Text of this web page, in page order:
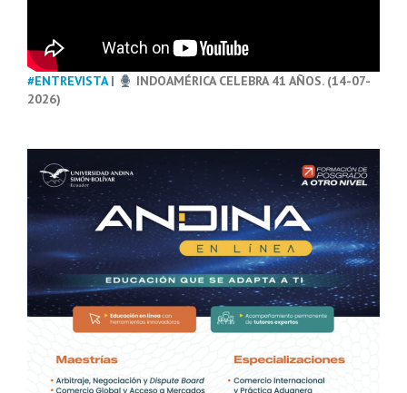
#ENTREVISTA|
INDOAMÉRICA CELEBRA 41 AÑOS. (14-07-
2026)